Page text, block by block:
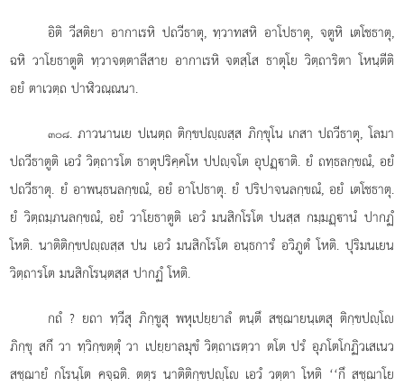
อิติ วีสติยา อากาเรหิ ปถวีธาตุ, ทฺวาทสหิ อาโปธาตุ, จตูหิ เตโชธาตุ,
ฉหิ วาโยธาตูติ ทฺวาจตฺตาลีสาย อากาเรหิ จตสฺโส ธาตุโย วิตฺถาริตา โหนฺตีติ
อยํ ตาเวตฺถ ปาฬิวณฺณนา.
๓๐๘. ภาวนานเย ปเนตฺถ ติกฺขปฺสฺส ภิกฺขุโน เกสา ปถวีธาตุ, โลมา
ปถวีธาตูติ เอวํ วิตฺถารโต ธาตุปริคฺคโห ปปฺจโต อุปฏฺาติ. ยํ ถทฺธลกฺขณํ, อยํ
ปถวีธาตุ. ยํ อาพนฺธนลกฺขณํ, อยํ อาโปธาตุ. ยํ ปริปาจนลกฺขณํ, อยํ เตโชธาตุ.
ยํ วิตฺถมฺภนลกฺขณํ, อยํ วาโยธาตูติ เอวํ มนสิกโรโต ปนสฺส กมฺมฏฺานํ ปากฏํ
โหติ. นาติติกฺขปฺสฺส ปน เอวํ มนสิกโรโต อนฺธการํ อวิภูตํ โหติ. ปุริมนเยน
วิตฺถารโต มนสิกโรนฺตสฺส ปากฏํ โหติ.
กถํ ? ยถา ทฺวีสุ ภิกฺขูสุ พหุเปยฺยาลํ ตนฺตึ สชฺฌายนฺเตสุ ติกฺขปฺโ
ภิกฺขุ สกึ วา ทฺวิกฺขตฺตุํ วา เปยฺยาลมุขํ วิตฺถาเรตฺวา ตโต ปรํ อุภโตโกฏิวเสเนว
สชฺฌายํ กโรนฺโต คจฺฉติ. ตตฺร นาติติกฺขปฺโ เอวํ วตฺตา โหติ ‘‘กึ สชฺฌาโย